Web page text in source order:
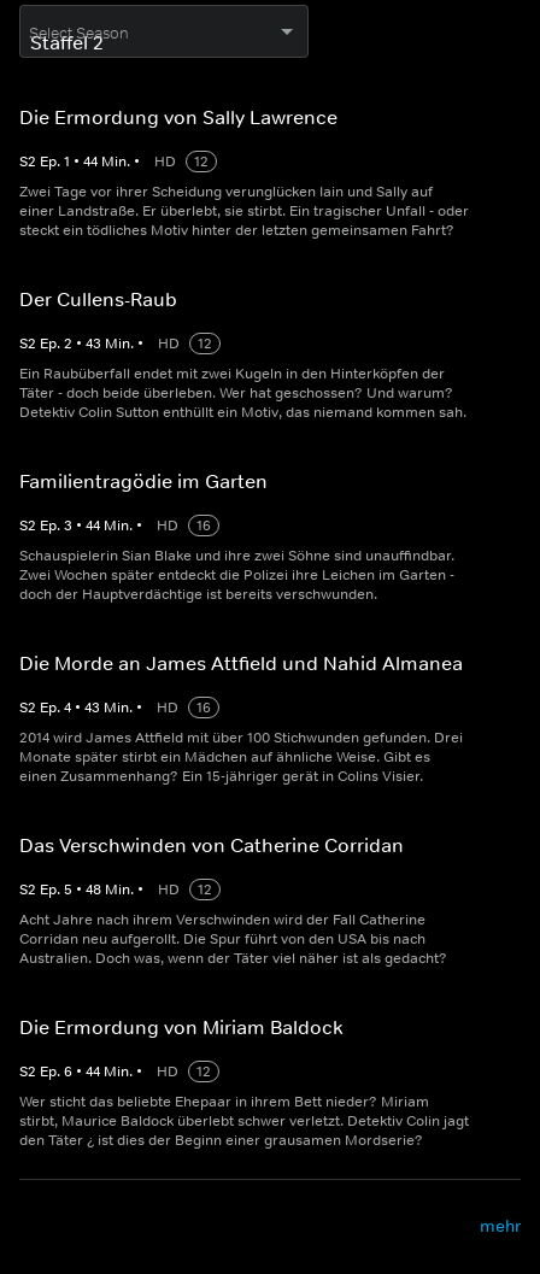
Select Season
Die Ermordung von Sally Lawrence
S2 Ep.1 • 44 Min. • HD
12
Zwei Tage vor ihrer Scheidung verunglücken Iain und Sally auf
einer Landstraße. Er überlebt, sie stirbt. Ein tragischer Unfall - oder
steckt ein tödliches Motiv hinter der letzten gemeinsamen Fahrt?
Der Cullens-Raub
S2 Ep.2 • 43 Min. • HD
12
Ein Raubüberfall endet mit zwei Kugeln in den Hinterköpfen der
Täter - doch beide überleben. Wer hat geschossen? Und warum?
Detektiv Colin Sutton enthüllt ein Motiv, das niemand kommen sah.
Familientragödie im Garten
S2 Ep.3 • 44 Min. • HD
16
Schauspielerin Sian Blake und ihre zwei Söhne sind unauffindbar.
Zwei Wochen später entdeckt die Polizei ihre Leichen im Garten -
doch der Hauptverdächtige ist bereits verschwunden.
Die Morde an James Attfield und Nahid Almanea
S2 Ep.4 • 43 Min. • HD
16
2014 wird James Attfield mit über 100 Stichwunden gefunden. Drei
Monate später stirbt ein Mädchen auf ähnliche Weise. Gibt es
einen Zusammenhang? Ein 15-jähriger gerät in Colins Visier.
Das Verschwinden von Catherine Corridan
S2 Ep.5 • 48 Min. • HD
12
Acht Jahre nach ihrem Verschwinden wird der Fall Catherine
Corridan neu aufgerollt. Die Spur führt von den USA bis nach
Australien. Doch was, wenn der Täter viel näher ist als gedacht?
Die Ermordung von Miriam Baldock
S2 Ep.6 • 44 Min. • HD
12
Wer sticht das beliebte Ehepaar in ihrem Bett nieder? Miriam
stirbt, Maurice Baldock überlebt schwer verletzt. Detektiv Colin jagt
den Täter ¿ ist dies der Beginn einer grausamen Mordserie?
mehr